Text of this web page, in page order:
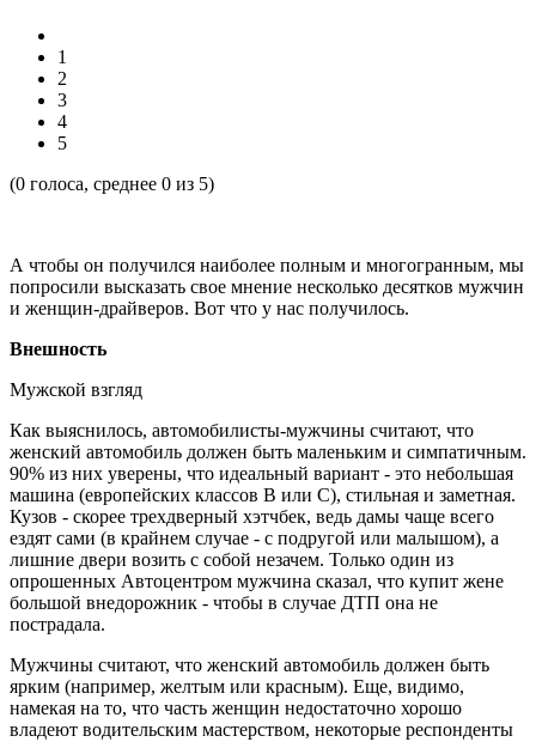
1
2
3
4
5
(0 голоса, среднее 0 из 5)
А чтобы он получился наиболее полным и многогранным, мы
попросили высказать свое мнение несколько десятков мужчин
и женщин-драйверов. Вот что у нас получилось.
Внешность
Мужской взгляд
Как выяснилось, автомобилисты-мужчины считают, что
женский автомобиль должен быть маленьким и симпатичным.
90% из них уверены, что идеальный вариант - это небольшая
машина (европейских классов В или С), стильная и заметная.
Кузов - скорее трехдверный хэтчбек, ведь дамы чаще всего
ездят сами (в крайнем случае - с подругой или малышом), а
лишние двери возить с собой незачем. Только один из
опрошенных Автоцентром мужчина сказал, что купит жене
большой внедорожник - чтобы в случае ДТП она не
пострадала.
Мужчины считают, что женский автомобиль должен быть
ярким (например, желтым или красным). Еще, видимо,
намекая на то, что часть женщин недостаточно хорошо
владеют водительским мастерством, некоторые респонденты